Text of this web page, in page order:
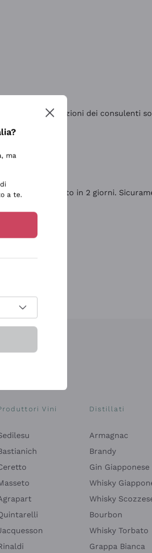
Le indicazioni dei consulenti
Pacco arrivato in 2 giorni.
Vini Distillati
Armagnac
Brandy
Gin Giapponese
Whisky
Whisky
Bourbon
Whisky Torbato
Grappa Bianca
ma
a te.